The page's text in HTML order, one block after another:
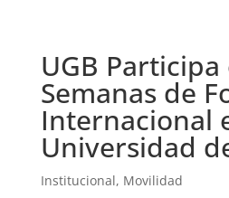
UGB Participa
Semanas de
Internacional
Universidad
Institucional, Movilidad